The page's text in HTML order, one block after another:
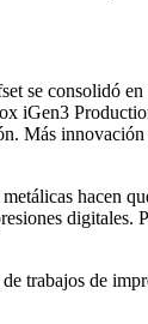
se consolidó
Más
hacen
digitales.
trabajos de